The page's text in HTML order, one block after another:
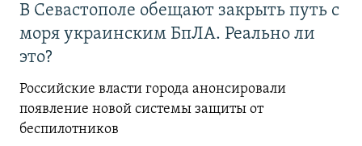
В Севастополе обещают закрыть путь с
моря украинским БпЛА. Реально ли
это?
Российские власти города анонсировали
появление новой системы защиты от
беспилотников